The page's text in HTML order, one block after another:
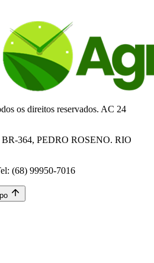
os direitos reservados. AC 24
BR-364, PEDRO ROSENO. RIO
(68) 99950-7016